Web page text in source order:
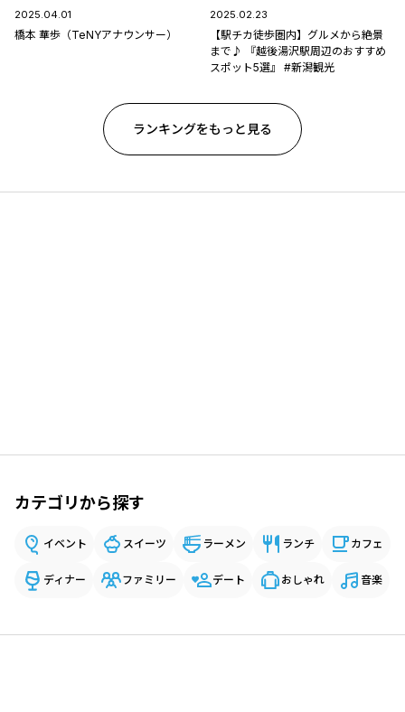
2025.04.01
橋本 華歩（TeNYアナウンサー）
2025.02.23
【駅チカ徒歩圏内】グルメから絶景
まで♪ 『越後湯沢駅周辺のおすすめ
スポット5選』 #新潟観光
ランキングをもっと見る
カテゴリから探す
イベント スイーツ ラーメン ランチ カフェ
ディナー ファミリー デート おしゃれ 音楽